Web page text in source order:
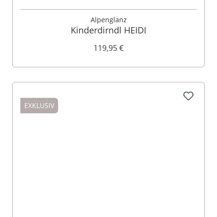
Alpenglanz
Kinderdirndl HEIDI
119,95 €
EXKLUSIV